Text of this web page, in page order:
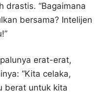
drastis. “Bagaimana
bersama? Intelijen
erat-erat,
“Kita celaka,
berat untuk kita